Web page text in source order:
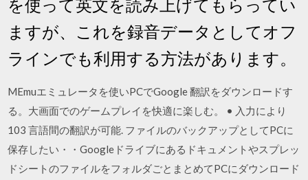
を使って英文を読み上げてもらってい
ますが、これを録音データとしてオフ
ラインでも利用する方法があります。
MEmuエミュレータを使いPCでGoogle 翻訳をダウンロードす
る。大画面でのゲームプレイを快適に楽しむ。 • 入力により
103 言語間の翻訳が可能. ファイルのバックアップとしてPCに
保存したい・・Googleドライブにあるドキュメントやスプレッ
ドシートのファイルをフォルダごとまとめてPCにダウンロード